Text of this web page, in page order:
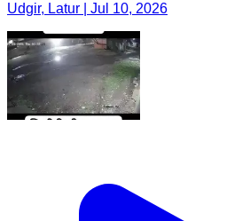
Udgir, Latur | Jul 10, 2026